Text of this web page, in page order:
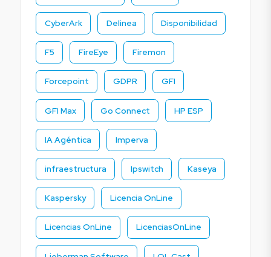
CyberArk Delinea Disponibilidad
F5 FireEye Firemon
Forcepoint GDPR GFI
GFI Max Go Connect HP ESP
IA Agéntica Imperva
infraestructura Ipswitch Kaseya
Kaspersky Licencia OnLine
Licencias OnLine LicenciasOnLine